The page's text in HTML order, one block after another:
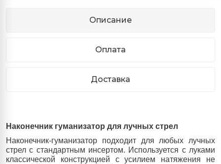
Описание
Оплата
Доставка
Наконечник гуманизатор для лучных стрел
Наконечник-гуманизатор подходит для любых лучных
стрел с стандартным инсертом. Используется с луками
классической конструкцией с усилием натяжения не